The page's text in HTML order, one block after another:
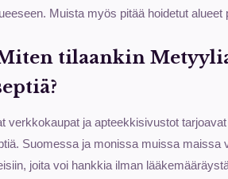
Muista myös pitää hoidetut
tilaankin
verkkokaupat ja apteekkisivustot
Suomessa ja monissa muissa maissa
joita voi hankkia ilman